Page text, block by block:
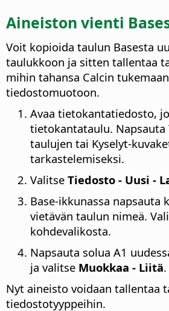
Aineiston vienti
Voit kopioida taulun Basesta
taulukkoon ja sitten tallentaa
mihin tahansa Calcin tukemaan
tiedostomuotoon.
Avaa tietokantatiedosto,
tietokantataulu. Napsauta
taulujen tai Kyselyt-
tarkastelemiseksi.
Valitse Tiedosto - Uusi -
Base-ikkunassa napsauta
vietävän taulun nimeä.
kohdevalikosta.
Napsauta solua A1
ja valitse Muokkaa - Liitä.
Nyt aineisto voidaan tallentaa
tiedostotyyppeihin.